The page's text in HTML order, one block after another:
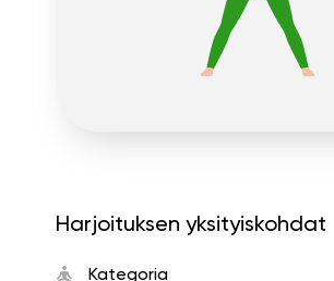
Harjoituksen yksityiskohdat
Kategoria